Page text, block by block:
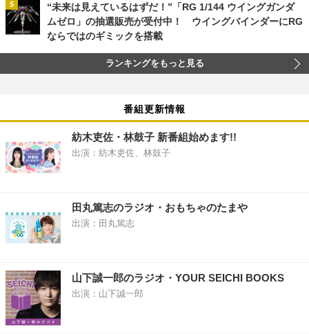
“未来は見えているはずだ！”「RG 1/144 ウイングガンダ
ムゼロ」の抽選販売が受付中！ ウイングバインダーにRG
ならではのギミックを搭載
ランキングをもっと見る
番組更新情報
紡木吏佐・林鼓子 新番組始めます!!
出演：紡木吏佐、林鼓子
田丸篤志のラジオ・おもちゃのたまや
出演：田丸篤志
山下誠一郎のラジオ・YOUR SEICHI BOOKS
出演：山下誠一郎